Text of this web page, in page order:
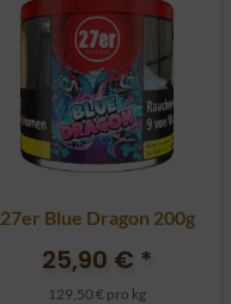
27er Blue Dragon 200g
25,90 € *
129,50 € pro kg